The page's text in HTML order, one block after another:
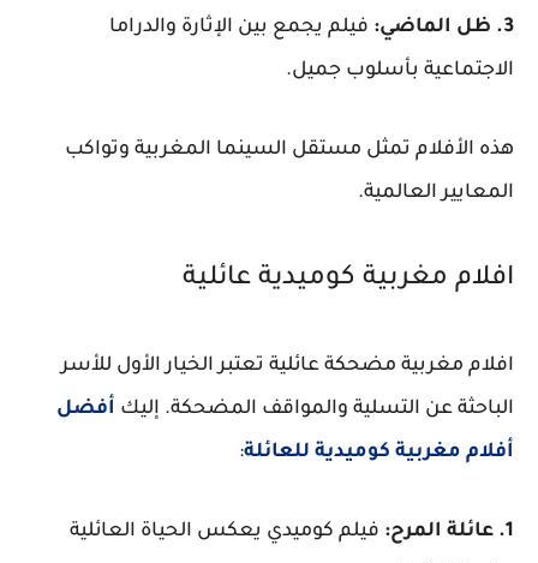
3. ظل الماضي:
فيلم يجمع بين الإثارة والدراما
الاجتماعية بأسلوب جميل.
هذه الأفلام تمثل مستقل السينما المغربية وتواكب
المعايير العالمية.
افلام مغربية كوميدية عائلية
افلام مغربية مضحكة عائلية تعتبر الخيار الأول للأسر
الباحثة عن التسلية والمواقف المضحكة. إليك أفضل
أفلام مغربية كوميدية للعائلة:
1. عائلة المرح:
فيلم كوميدي يعكس الحياة العائلية